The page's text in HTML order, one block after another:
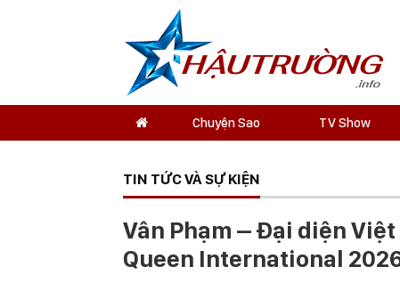
Chuyện Sao TV Show
TIN TỨC VÀ SỰ KIỆN
Vân Phạm – Đại diện
Queen International